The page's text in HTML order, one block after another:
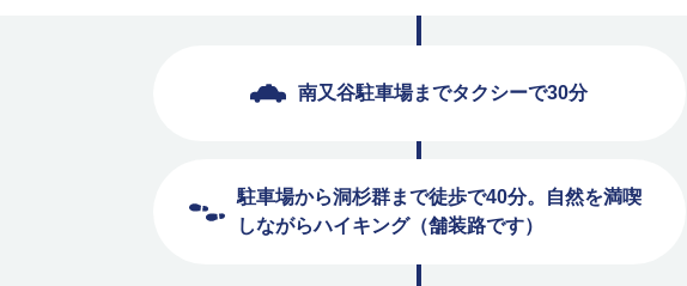
南又谷駐車場までタクシーで30分
駐車場から洞杉群まで徒歩で40分。自然を満喫
しながらハイキング（舗装路です）